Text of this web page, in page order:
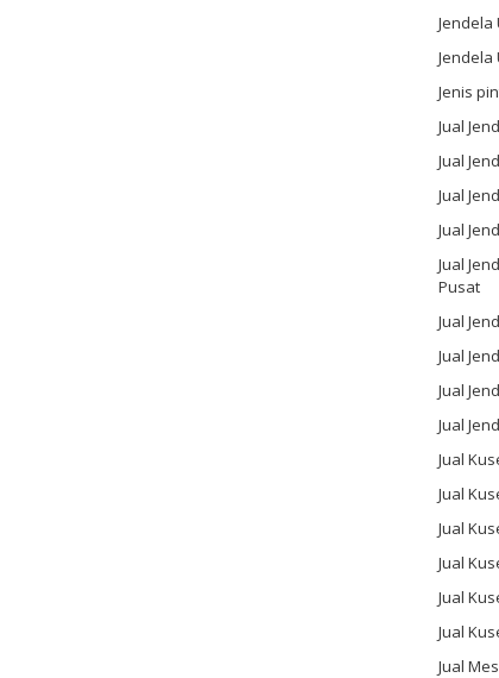
Jendela
Jendela
Jenis
Jual
Jual
Jual
Jual
Jual
Pusat
Jual
Jual
Jual
Jual
Jual
Jual
Jual
Jual
Jual
Jual
Jual